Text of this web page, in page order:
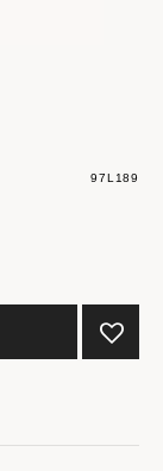
97L189